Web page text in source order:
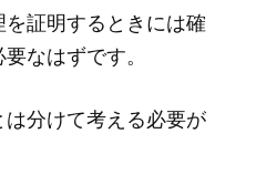
証明するときには確
なはずです。
分けて考える必要が